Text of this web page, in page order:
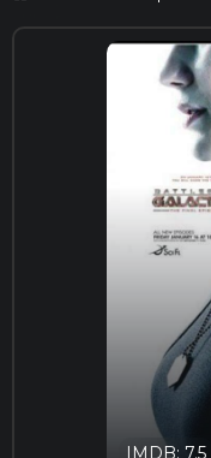
IMDB: 7.5